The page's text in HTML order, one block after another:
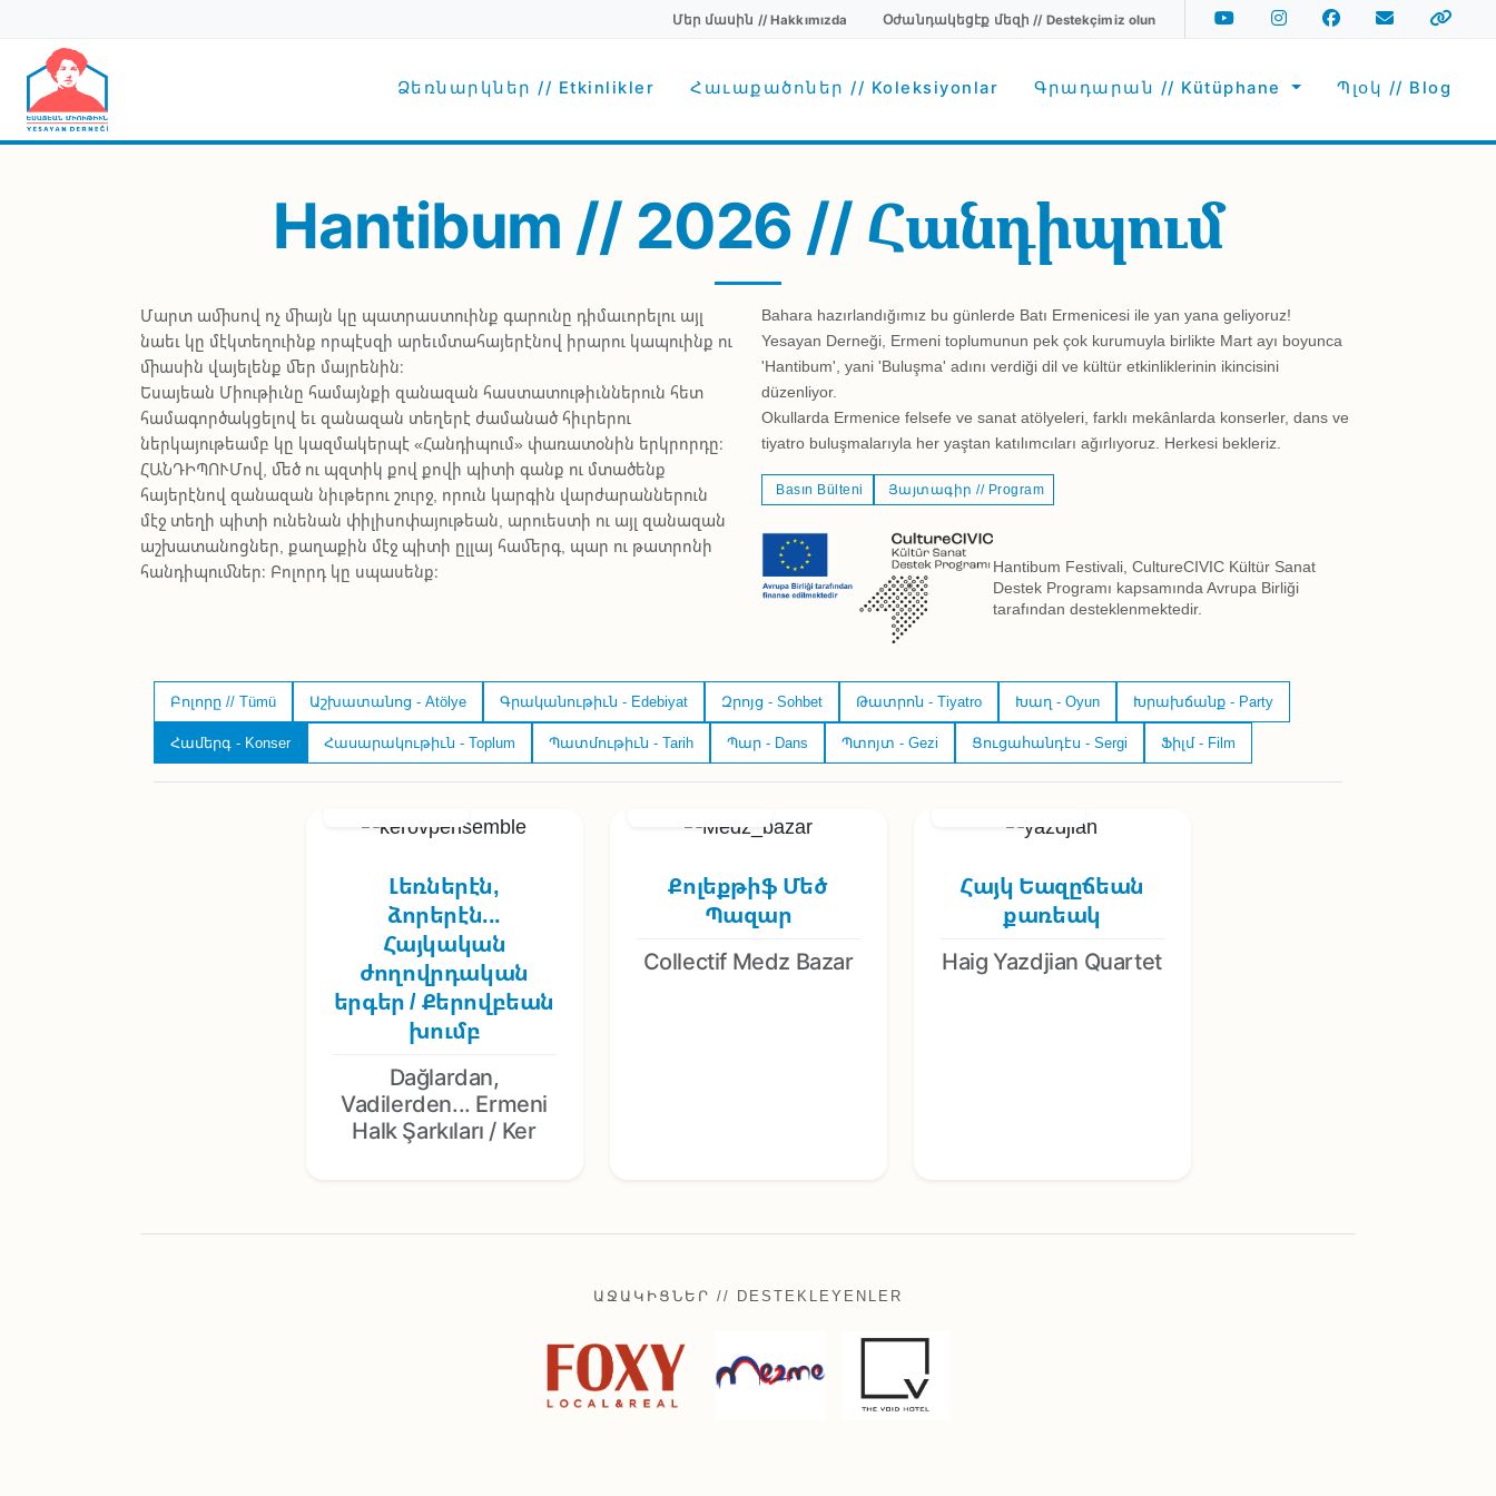
Secondary menu
Մեր մասին // Hakkımızda Օժանդակեցէք մեզի // Destekçimiz olun Social Media
YoutubeInstagramFacebookEmail Spotify
Main navigation
Ձեռնարկներ // Etkinlikler Հաւաքածոներ // Koleksiyonlar Գրադարան // Kütüphane Պլօկ // Blog
Hantibum // 2026 // Հանդիպում
Մարտ ամիսով ոչ միայն կը պատրաստուինք գարունը դիմաւորելու այլ
նաեւ կը մէկտեղուինք որպէսզի արեւմտահայերէնով իրարու կապուինք ու
միասին վայելենք մեր մայրենին։
Եսայեան Միութիւնը համայնքի զանազան հաստատութիւններուն հետ
համագործակցելով եւ զանազան տեղերէ ժամանած հիւրերու
ներկայութեամբ կը կազմակերպէ «Հանդիպում» փառատօնին երկրորդը։
ՀԱՆԴԻՊՈՒՄով, մեծ ու պզտիկ քով քովի պիտի գանք ու մտածենք
հայերէնով զանազան նիւթերու շուրջ, որուն կարգին վարժարաններուն
մէջ տեղի պիտի ունենան փիլիսոփայութեան, արուեստի ու այլ զանազան
աշխատանոցներ, քաղաքին մէջ պիտի ըլլայ համերգ, պար ու թատրոնի
հանդիպումներ։ Բոլորդ կը սպասենք։
Bahara hazırlandığımız bu günlerde Batı Ermenicesi ile yan yana geliyoruz!
Yesayan Derneği, Ermeni toplumunun pek çok kurumuyla birlikte Mart ayı boyunca
'Hantibum', yani 'Buluşma' adını verdiği dil ve kültür etkinliklerinin ikincisini
düzenliyor.
Okullarda Ermenice felsefe ve sanat atölyeleri, farklı mekânlarda konserler, dans ve
tiyatro buluşmalarıyla her yaştan katılımcıları ağırlıyoruz. Herkesi bekleriz.
Basın Bülteni Յայտագիր // Program
Hantibum Festivali, CultureCIVIC Kültür Sanat
Destek Programı kapsamında Avrupa Birliği
tarafından desteklenmektedir.
Բոլորը // Tümü Աշխատանոց - Atölye Գրականութիւն - Edebiyat Զրոյց - Sohbet Թատրոն - Tiyatro Խաղ - Oyun Խրախճանք - Party
Համերգ - Konser Հասարակութիւն - Toplum Պատմութիւն - Tarih Պար - Dans Պտոյտ - Gezi Ցուցահանդէս - Sergi Ֆիլմ - Film
Լեռներէն,
ձորերէն...
Հայկական
ժողովրդական
երգեր / Քերովբեան
խումբ
Dağlardan,
Vadilerden... Ermeni
Halk Şarkıları / Ker
Քոլեքթիֆ Մեծ
Պազար
Collectif Medz Bazar
Հայկ Եազըճեան
քառեակ
Haig Yazdjian Quartet
ԱՋԱԿԻՑՆԵՐ // DESTEKLEYENLER